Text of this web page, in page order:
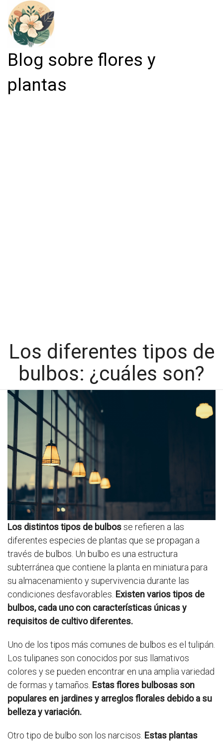
Blog sobre flores y
plantas
Los diferentes tipos de
bulbos: ¿cuáles son?
Los distintos tipos de bulbosse refieren a las
diferentes especies de plantas que se propagan a
través de bulbos. Un bulbo es una estructura
subterránea que contiene la planta en miniatura para
su almacenamiento y supervivencia durante las
condiciones desfavorables. Existen varios tipos de
bulbos, cada uno con características únicas y
requisitos de cultivo diferentes.
Uno de los tipos más comunes de bulbos es el tulipán.
Los tulipanes son conocidos por sus llamativos
colores y se pueden encontrar en una amplia variedad
de formas y tamaños. Estas flores bulbosas son
populares en jardines y arreglos florales debido a su
belleza y variación.
Otro tipo de bulbo son los narcisos. Estas plantas